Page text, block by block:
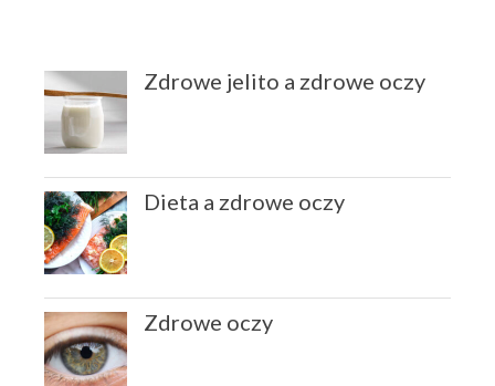
Zdrowe jelito a zdrowe oczy
Dieta a zdrowe oczy
Zdrowe oczy